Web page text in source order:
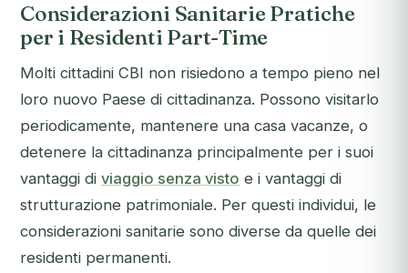
Considerazioni Sanitarie Pratiche
per i Residenti Part-Time
Molti cittadini CBI non risiedono a tempo pieno nel
loro nuovo Paese di cittadinanza. Possono visitarlo
periodicamente, mantenere una casa vacanze, o
detenere la cittadinanza principalmente per i suoi
vantaggi di viaggio senza visto e i vantaggi di
strutturazione patrimoniale. Per questi individui, le
considerazioni sanitarie sono diverse da quelle dei
residenti permanenti.